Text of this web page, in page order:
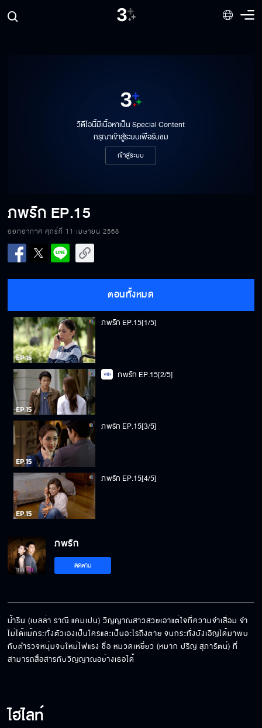
วิดีโอนี้มีเนื้อหาเป็น Special Content
กรุณาเข้าสู่ระบบเพื่อรับชม
เข้าสู่ระบบ
ภพรัก EP.15
ออกอากาศ ศุกร์ที่ 11 เมษายน 2568
ตอนทั้งหมด
ภพรัก EP.15[1/5]
ภพรัก EP.15[2/5]
ภพรัก EP.15[3/5]
ภพรัก EP.15[4/5]
ภพรัก
ติดตาม
น้ำริน (เบลล่า ราณี แคมเปน) วิญญาณสาวสวยเอาแต่ใจที่ความจำเสื่อม จำ
ไม่ได้แม้กระทั่งตัวเองเป็นใครและเป็นอะไรถึงตาย จนกระทั่งบังเอิญได้มาพบ
กับตำรวจหนุ่มจบใหม่ไฟแรง ชื่อ หมวดเหยี่ยว (หมาก ปริญ สุภารัตน์) ที่
สามารถสื่อสารกับวิญญาณอย่างเธอได้
ไฮไลท์